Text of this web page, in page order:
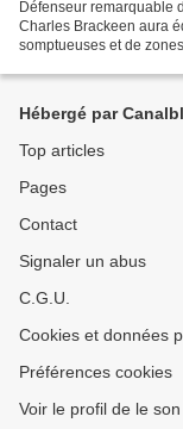
Défenseur remarquable
Charles Brackeen aura
somptueuses et de
Hébergé par
Top articles
Pages
Contact
Signaler un abus
C.G.U.
Cookies et données
Préférences cookies
Voir le profil de le